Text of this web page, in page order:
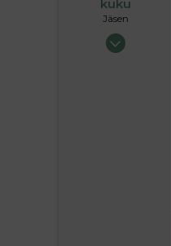
kuku
Jäsen
29.09.2004